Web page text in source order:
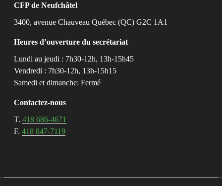
CFP de Neufchâtel
3400, avenue Chauveau Québec (QC) G2C 1A1
Heures d’ouverture du secrétariat
Lundi au jeudi : 7h30-12h, 13h-15h45
Vendredi : 7h30-12h, 13h-15h15
Samedi et dimanche: Fermé
Contactez-nous
T. 418 686-4671
F. 418 847-7119